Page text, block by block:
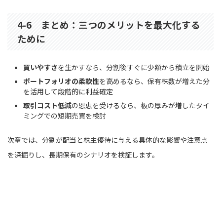
4-6 まとめ：三つのメリットを最大化する
ために
買いやすさを生かすなら、分割後すぐに少額から積立を開始
ポートフォリオの柔軟性を高めるなら、保有株数が増えた分
を活用して段階的に利益確定
取引コスト低減の恩恵を受けるなら、板の厚みが増したタイ
ミングでの短期売買を検討
――次章では、分割が配当と株主優待に与える具体的な影響や注意点
を深掘りし、長期保有のシナリオを検証します。